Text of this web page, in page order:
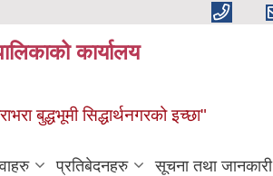
कार्यालय
बुद्धभूमी सिद्धार्थनगरको इच्छा"
प्रतिबेदनहरु सूचना तथा जानकारी